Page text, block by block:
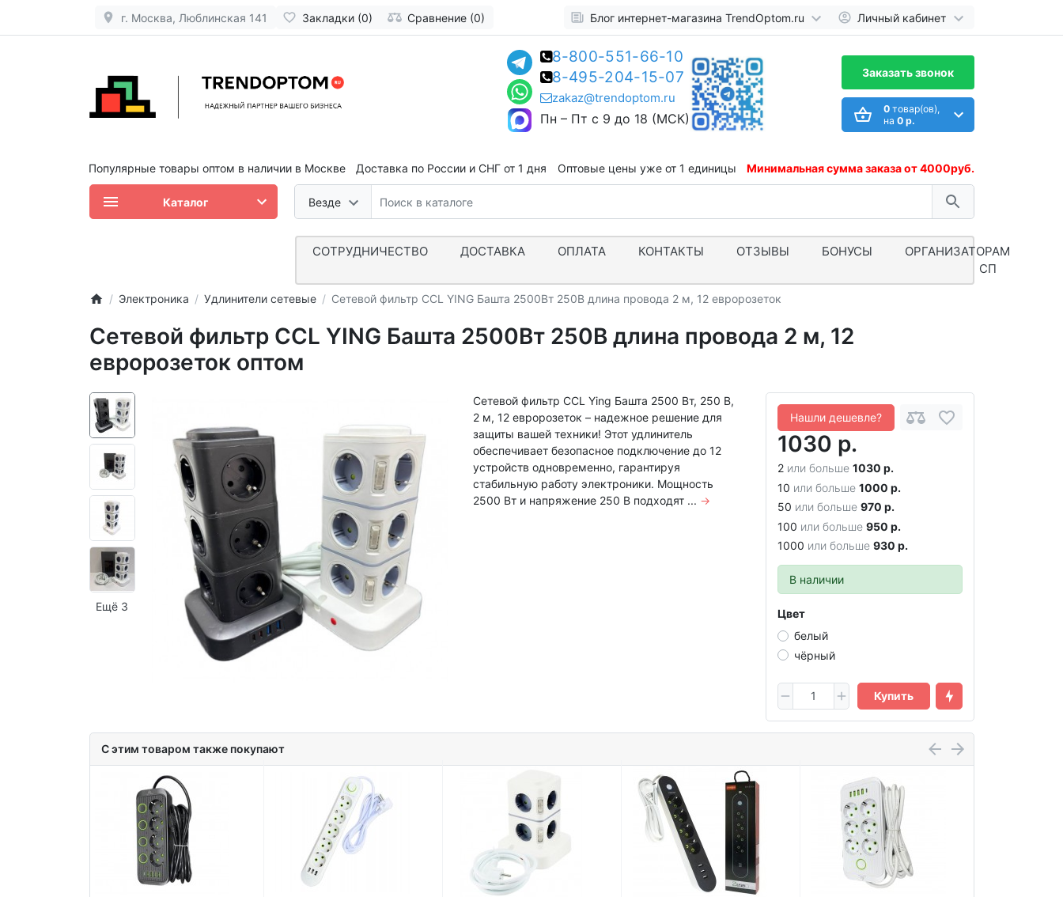
г. Москва, Люблинская 141 Закладки (0) Сравнение (0) Блог интернет-магазина TrendOptom.ru Личный кабинет
Популярные товары оптом в наличии в Москве Доставка по России и СНГ от 1 дня Оптовые цены уже от 1 единицы Минимальная сумма заказа от 4000руб.
Везде
8-800-551-66-10
8-495-204-15-07
zakaz@trendoptom.ru
Пн – Пт с 9 до 18 (МСК)
Заказать звонок
0товар(ов),
на 0 р.
Каталог
СОТРУДНИЧЕСТВО ДОСТАВКА ОПЛАТА КОНТАКТЫ ОТЗЫВЫ БОНУСЫ
ОРГАНИЗАТОРАМ
СП
Электроника Удлинители сетевые Сетевой фильтр CCL YING Башта 2500Вт 250В длина провода 2 м, 12 евророзеток
Сетевой фильтр CCL YING Башта 2500Вт 250В длина провода 2 м, 12
евророзеток оптом
Ещё 3
Нашли дешевле?
1030 р.
2 или больше 1030 р.
10 или больше 1000 р.
50 или больше 970 р.
100 или больше 950 р.
1000 или больше 930 р.
В наличии
Цвет
белый
чёрный
Купить
Сетевой фильтр CCL Ying Башта 2500 Вт, 250 В,
2 м, 12 евророзеток – надежное решение для
защиты вашей техники! Этот удлинитель
обеспечивает безопасное подключение до 12
устройств одновременно, гарантируя
стабильную работу электроники. Мощность
2500 Вт и напряжение 250 В подходят ... →
С этим товаром также покупают